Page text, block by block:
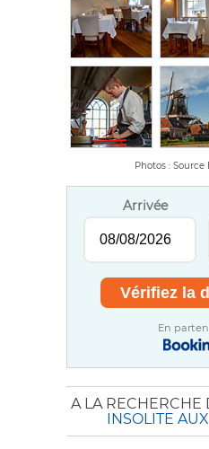
Photos :
Arrivée
En
A LA RECHERCHE
INSOLITE